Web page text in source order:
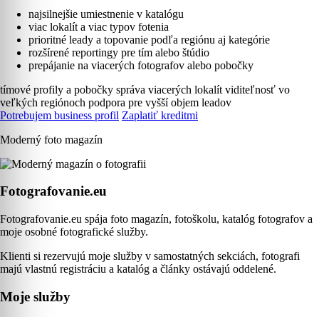
najsilnejšie umiestnenie v katalógu
viac lokalít a viac typov fotenia
prioritné leady a topovanie podľa regiónu aj kategórie
rozšírené reportingy pre tím alebo štúdio
prepájanie na viacerých fotografov alebo pobočky
tímové profily a pobočky správa viacerých lokalít viditeľnosť vo
veľkých regiónoch podpora pre vyšší objem leadov
Potrebujem business profil Zaplatiť kreditmi
Moderný foto magazín
Fotografovanie.eu
Fotografovanie.eu spája foto magazín, fotoškolu, katalóg fotografov a
moje osobné fotografické služby.
Klienti si rezervujú moje služby v samostatných sekciách, fotografi
majú vlastnú registráciu a katalóg a články ostávajú oddelené.
Moje služby